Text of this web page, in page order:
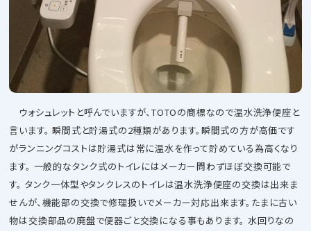
ウォシュレットと呼んでいますが、TOTOの商標なので温水洗浄便座と
言います。 瞬間式と貯湯式の2種類があります。瞬間式の方が高価です
がランニングコストは貯湯式は常に温水を作って貯めている為高くなり
ます。 一般的なタンク式のトイレにはメーカー問わずほぼ交換可能で
す。 タンク一体型やタンクレスのトイレは温水洗浄便座の交換は出来ま
せんが、機能部の交換で修理扱いでメーカー対応出来ます。たまに古い
物は交換部品の廃盤で便器ごと交換になる事もあります。 水回りなの